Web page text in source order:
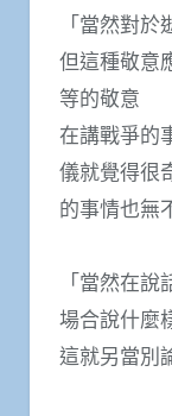
「當然對
但這種敬意
等的敬意
在講戰爭的
儀就覺得很
的事情也無
「當然在
場合說什麼
這就另當別